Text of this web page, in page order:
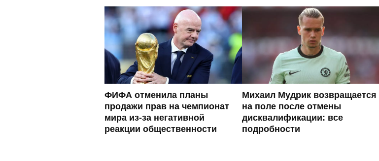
ФИФА отменила планы
продажи прав на чемпионат
мира из-за негативной
реакции общественности
Михаил Мудрик возвращается
на поле после отмены
дисквалификации: все
подробности